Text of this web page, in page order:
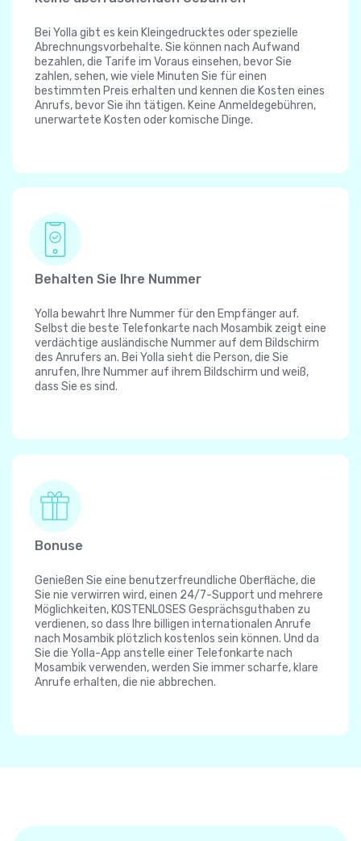
Bei Yolla gibt es kein Kleingedrucktes oder spezielle
Abrechnungsvorbehalte. Sie können nach Aufwand
bezahlen, die Tarife im Voraus einsehen, bevor Sie
zahlen, sehen, wie viele Minuten Sie für einen
bestimmten Preis erhalten und kennen die Kosten eines
Anrufs, bevor Sie ihn tätigen. Keine Anmeldegebühren,
unerwartete Kosten oder komische Dinge.
Behalten Sie Ihre Nummer
Yolla bewahrt Ihre Nummer für den Empfänger auf.
Selbst die beste Telefonkarte nach Mosambik zeigt eine
verdächtige ausländische Nummer auf dem Bildschirm
des Anrufers an. Bei Yolla sieht die Person, die Sie
anrufen, Ihre Nummer auf ihrem Bildschirm und weiß,
dass Sie es sind.
Bonuse
Genießen Sie eine benutzerfreundliche Oberfläche, die
Sie nie verwirren wird, einen 24/7-Support und mehrere
Möglichkeiten, KOSTENLOSES Gesprächsguthaben zu
verdienen, so dass Ihre billigen internationalen Anrufe
nach Mosambik plötzlich kostenlos sein können. Und da
Sie die Yolla-App anstelle einer Telefonkarte nach
Mosambik verwenden, werden Sie immer scharfe, klare
Anrufe erhalten, die nie abbrechen.